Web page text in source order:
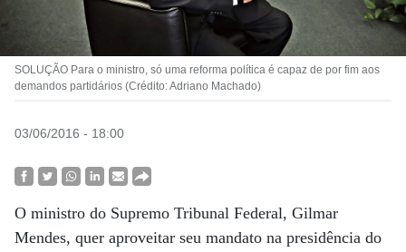
SOLUÇÃO Para o ministro, só uma reforma política é capaz de por fim aos
demandos partidários (Crédito: Adriano Machado)
03/06/2016 - 18:00
O ministro do Supremo Tribunal Federal, Gilmar
Mendes, quer aproveitar seu mandato na presidência do